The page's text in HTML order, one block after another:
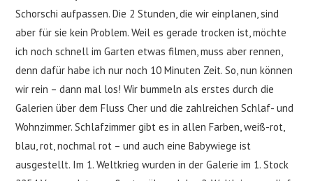
Schorschi aufpassen. Die 2 Stunden, die wir einplanen, sind
aber für sie kein Problem. Weil es gerade trocken ist, möchte
ich noch schnell im Garten etwas filmen, muss aber rennen,
denn dafür habe ich nur noch 10 Minuten Zeit. So, nun können
wir rein – dann mal los! Wir bummeln als erstes durch die
Galerien über dem Fluss Cher und die zahlreichen Schlaf- und
Wohnzimmer. Schlafzimmer gibt es in allen Farben, weiß-rot,
blau, rot, nochmal rot – und auch eine Babywiege ist
ausgestellt. Im 1. Weltkrieg wurden in der Galerie im 1. Stock